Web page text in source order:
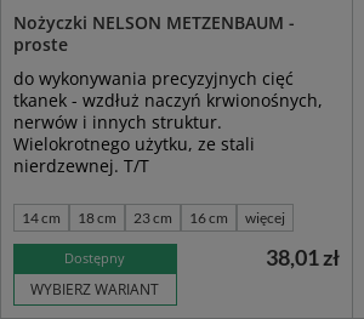
Nożyczki NELSON METZENBAUM -
proste
do wykonywania precyzyjnych cięć
tkanek - wzdłuż naczyń krwionośnych,
nerwów i innych struktur.
Wielokrotnego użytku, ze stali
nierdzewnej. T/T
14 cm 18 cm 23 cm 16 cm więcej
Dostępny
WYBIERZ WARIANT
38,01 zł